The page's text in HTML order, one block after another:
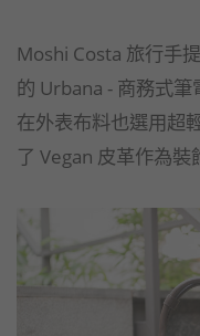
Moshi Costa 旅行手
的 Urbana - 商務式筆
在外表布料也選用超
了 Vegan 皮革作為裝